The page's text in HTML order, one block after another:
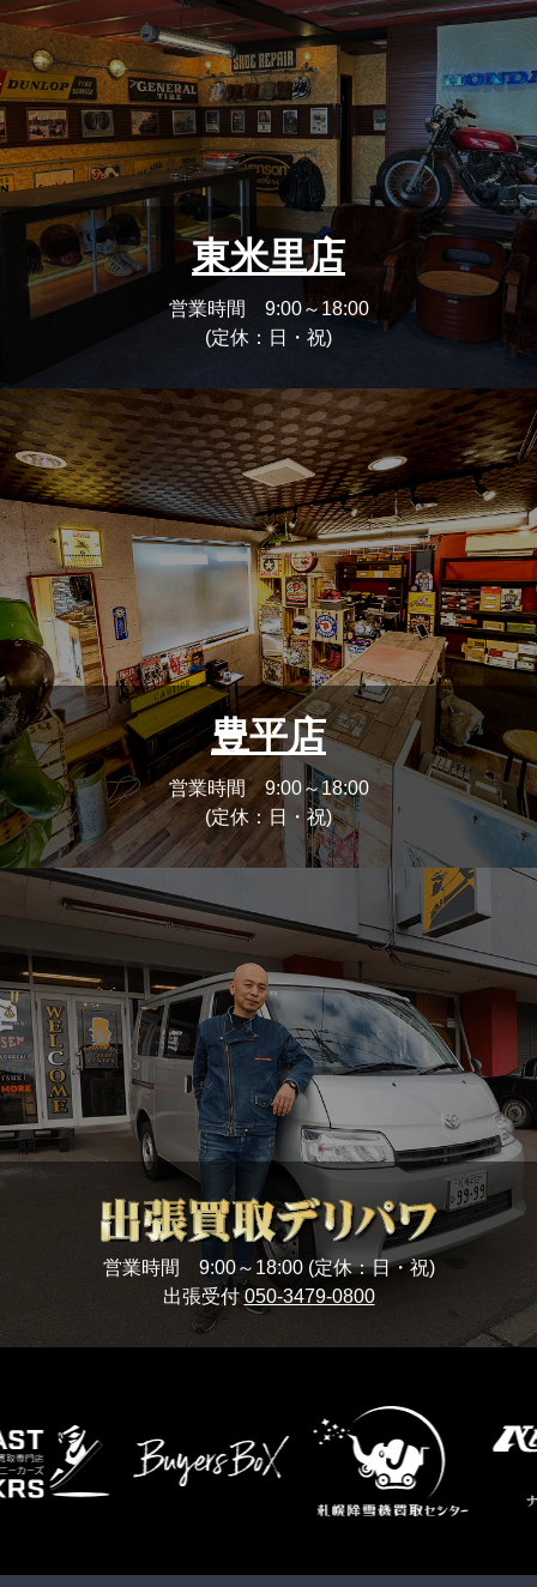
東米里店
営業時間 9:00～18:00
(定休：日・祝)
豊平店
営業時間 9:00～18:00
(定休：日・祝)
営業時間 9:00～18:00 (定休：日・祝)
出張受付050-3479-0800